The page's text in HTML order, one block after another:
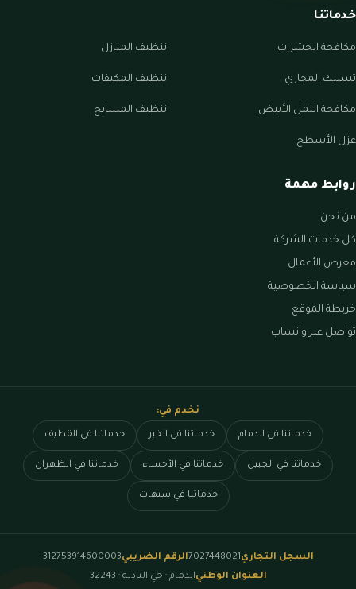
خدماتنا
مكافحة الحشرات تنظيف المنازل
تسليك المجاري تنظيف المكيفات
مكافحة النمل الأبيض تنظيف المسابح
عزل الأسطح
روابط مهمة
من نحن
كل خدمات الشركة
معرض الأعمال
سياسة الخصوصية
خريطة الموقع
تواصل عبر واتساب
نخدم في:
خدماتنا في الدمام خدماتنا في الخبر خدماتنا في القطيف
خدماتنا في الجبيل خدماتنا في الأحساء خدماتنا في الظهران
خدماتنا في سيهات
السجل التجاري7027448021الرقم الضريبي312753914600003
العنوان الوطنيالدمام · حي البادية · 32243